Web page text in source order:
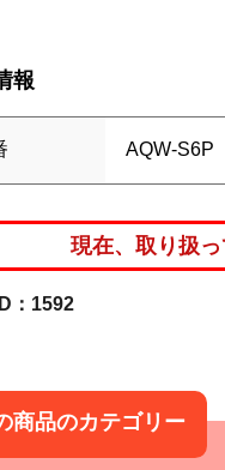
報
AQW-S6P
現在、取り扱
1592
商品のカテゴリー